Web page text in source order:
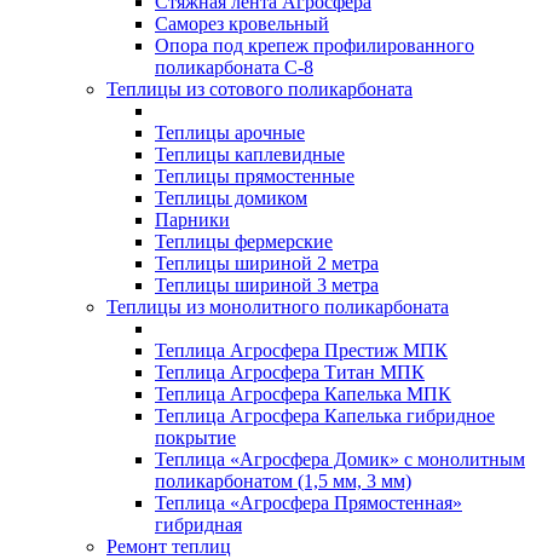
Саморез кровельный
Опора под крепеж профилированного
поликарбоната С-8
Теплицы из сотового поликарбоната
Теплицы арочные
Теплицы каплевидные
Теплицы прямостенные
Теплицы домиком
Парники
Теплицы фермерские
Теплицы шириной 2 метра
Теплицы шириной 3 метра
Теплицы из монолитного поликарбоната
Теплица Агросфера Престиж МПК
Теплица Агросфера Титан МПК
Теплица Агросфера Капелька МПК
Теплица Агросфера Капелька гибридное
покрытие
Теплица «Агросфера Домик» с монолитным
поликарбонатом (1,5 мм, 3 мм)
Теплица «Агросфера Прямостенная»
гибридная
Ремонт теплиц